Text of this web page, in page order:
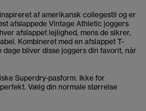
af amerikansk collegestil og er
afslappede Vintage Athletic joggers
afslappet lejlighed, mens de sikrer,
Kombineret med en afslappet T-
bliver disse joggers din favorit, når
Superdry-pasform. Ikke for
Vælg din normale størrelse